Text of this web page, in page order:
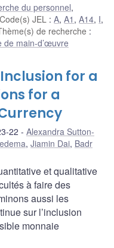
du personnel,
Code(s) JEL :A,A1 ,A14, I,
de recherche :
de main-d’œuvre
for a
for a
22
Alexandra Sutton-
, Jiamin Dai, Badr
et qualitative
à faire des
aussi les
sur l’inclusion
monnaie